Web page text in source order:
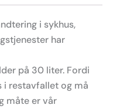
i sykhus,
har
på 30 liter. Fordi
i restavfallet og må
måte er vår